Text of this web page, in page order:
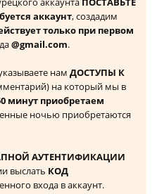
аккаунт, создадим
только при первом
@gmail.com.
нам ДОСТУПЫ К
на который мы в
минут приобретаем
ночью приобретаются
АУТЕНТИФИКАЦИИ
выслать КОД
входа в аккаунт.